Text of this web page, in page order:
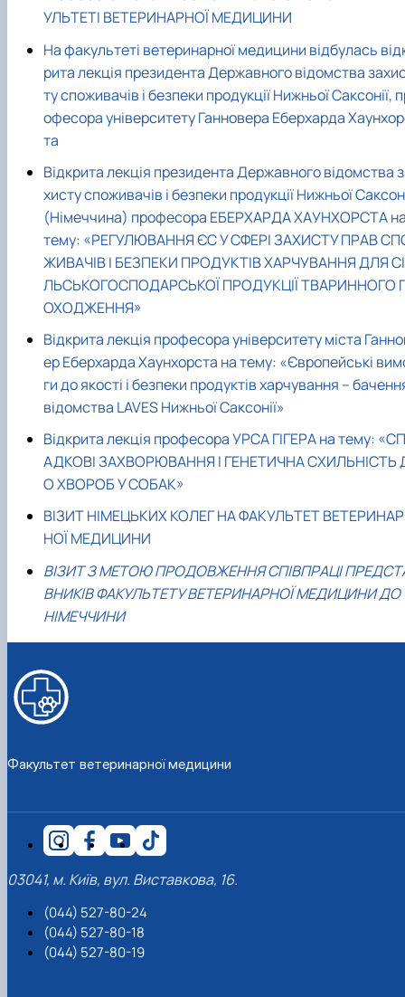
УЛЬТЕТІ ВЕТЕРИНАРНОЇ МЕДИЦИНИ
На факультеті ветеринарної медицини відбулась
рита лекція президента Державного відомства
ту споживачів і безпеки продукції Нижньої Саксонії,
офесора університету Ганновера Еберхарда
та
Відкрита лекція президента Державного відомства
хисту споживачів і безпеки продукції Нижньої
(Німеччина) професора ЕБЕРХАРДА ХАУНХОРСТА
тему: «РЕГУЛЮВАННЯ ЄС У СФЕРІ ЗАХИСТУ ПРАВ
ЖИВАЧІВ І БЕЗПЕКИ ПРОДУКТІВ ХАРЧУВАННЯ ДЛЯ СІ
ЛЬСЬКОГОСПОДАРСЬКОЇ ПРОДУКЦІЇ ТВАРИННОГО
ОХОДЖЕННЯ»
Відкрита лекція професора університету міста
ер Еберхарда Хаунхорста на тему: «Європейські
ги до якості і безпеки продуктів харчування –
відомства LAVES Нижньої Саксонії»
Відкрита лекція професора УРСА ГІГЕРА на тему: «СП
АДКОВІ ЗАХВОРЮВАННЯ І ГЕНЕТИЧНА СХИЛЬНІСТЬ
О ХВОРОБ У СОБАК»
ВІЗИТ НІМЕЦЬКИХ КОЛЕГ НА ФАКУЛЬТЕТ ВЕТЕРИНАР
НОЇ МЕДИЦИНИ
ВІЗИТ З МЕТОЮ ПРОДОВЖЕННЯ СПІВПРАЦІ
ВНИКІВ ФАКУЛЬТЕТУ ВЕТЕРИНАРНОЇ МЕДИЦИНИ ДО
НІМЕЧЧИНИ
Факультет ветеринарної медицини
03041, м. Київ, вул. Виставкова, 16.
(044) 527-80-24
(044) 527-80-18
(044) 527-80-19